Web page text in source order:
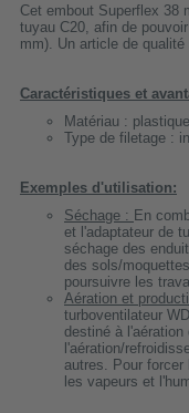
Cet embout Superflex 38
tuyau C20, afin de
mm). Un article de qualité
Caractéristiques et
Matériau : plastique
Type de filetage :
Exemples d'utilisation:
Séchage : En
et l'adaptateur de
séchage des
des sols/
poursuivre les
Aération et
turboventilateur
destiné à
l'aération/
autres. Pour forcer
les vapeurs et